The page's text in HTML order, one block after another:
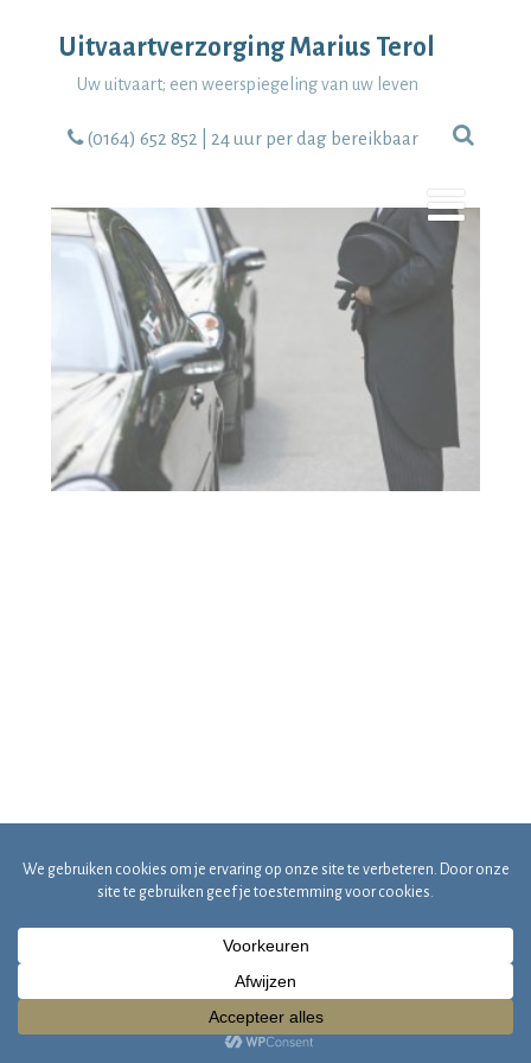
Uitvaartverzorging Marius Terol
Uw uitvaart; een weerspiegeling van uw leven
(0164) 652 852 | 24 uur per dag bereikbaar
Copyright 2020 © Uitvaartverzorging Marius Terol